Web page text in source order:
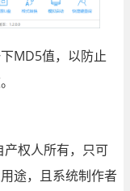
MD5值，以防止
权人所有，只可
途，且系统制作者